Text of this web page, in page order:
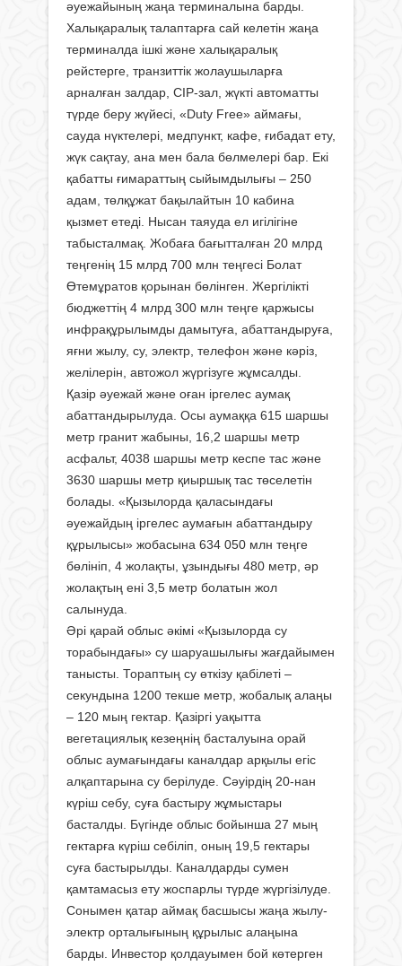
әуежайының жаңа терминалына барды.
Халықаралық талаптарға сай келетін жаңа
терминалда ішкі және халықаралық
рейстерге, транзиттік жолаушыларға
арналған залдар, CIP-зал, жүкті автоматты
түрде беру жүйесі, «Duty Free» аймағы,
сауда нүктелері, медпункт, кафе, ғибадат ету,
жүк сақтау, ана мен бала бөлмелері бар. Екі
қабатты ғимараттың сыйымдылығы – 250
адам, төлқұжат бақылайтын 10 кабина
қызмет етеді. Нысан таяуда ел игілігіне
табысталмақ. Жобаға бағытталған 20 млрд
теңгенің 15 млрд 700 млн теңгесі Болат
Өтемұратов қорынан бөлінген. Жергілікті
бюджеттің 4 млрд 300 млн теңге қаржысы
инфрақұрылымды дамытуға, абаттандыруға,
яғни жылу, су, электр, телефон және кәріз,
желілерін, автожол жүргізуге жұмсалды.
Қазір әуежай және оған іргелес аумақ
абаттандырылуда. Осы аумаққа 615 шаршы
метр гранит жабыны, 16,2 шаршы метр
асфальт, 4038 шаршы метр кеспе тас және
3630 шаршы метр қиыршық тас төселетін
болады. «Қызылорда қаласындағы
әуежайдың іргелес аумағын абаттандыру
құрылысы» жобасына 634 050 млн теңге
бөлініп, 4 жолақты, ұзындығы 480 метр, әр
жолақтың ені 3,5 метр болатын жол
салынуда.
Әрі қарай облыс әкімі «Қызылорда су
торабындағы» су шаруашылығы жағдайымен
танысты. Тораптың су өткізу қабілеті –
секундына 1200 текше метр, жобалық алаңы
– 120 мың гектар. Қазіргі уақытта
вегетациялық кезеңнің басталуына орай
облыс аумағындағы каналдар арқылы егіс
алқаптарына су берілуде. Сәуірдің 20-нан
күріш себу, суға бастыру жұмыстары
басталды. Бүгінде облыс бойынша 27 мың
гектарға күріш себіліп, оның 19,5 гектары
суға бастырылды. Каналдарды сумен
қамтамасыз ету жоспарлы түрде жүргізілуде.
Сонымен қатар аймақ басшысы жаңа жылу-
электр орталығының құрылыс алаңына
барды. Инвестор қолдауымен бой көтерген